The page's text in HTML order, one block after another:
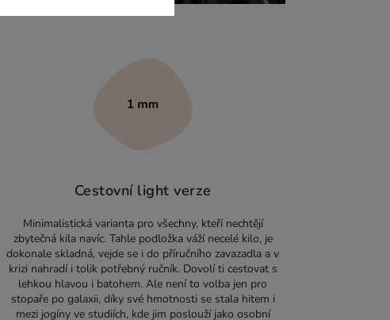
Cestovní light verze
Minimalistická varianta pro všechny, kteří nechtějí
zbytečná kila navíc. Tahle podložka váží necelé kilo, je
dokonale skladná, vejde se i do příručního zavazadla a v
krizi nahradí i tolik potřebný ručník. Dovolí ti cestovat s
lehkou hlavou i batohem. Ale není to volba jen pro
stopaře po galaxii, díky své hmotnosti se stala hitem i
mezi jogíny ve studiích, kde jim poslouží jako osobní